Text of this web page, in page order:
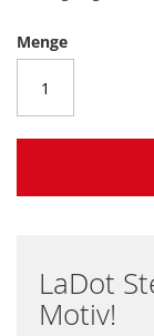
Menge
LaDot
Motiv!